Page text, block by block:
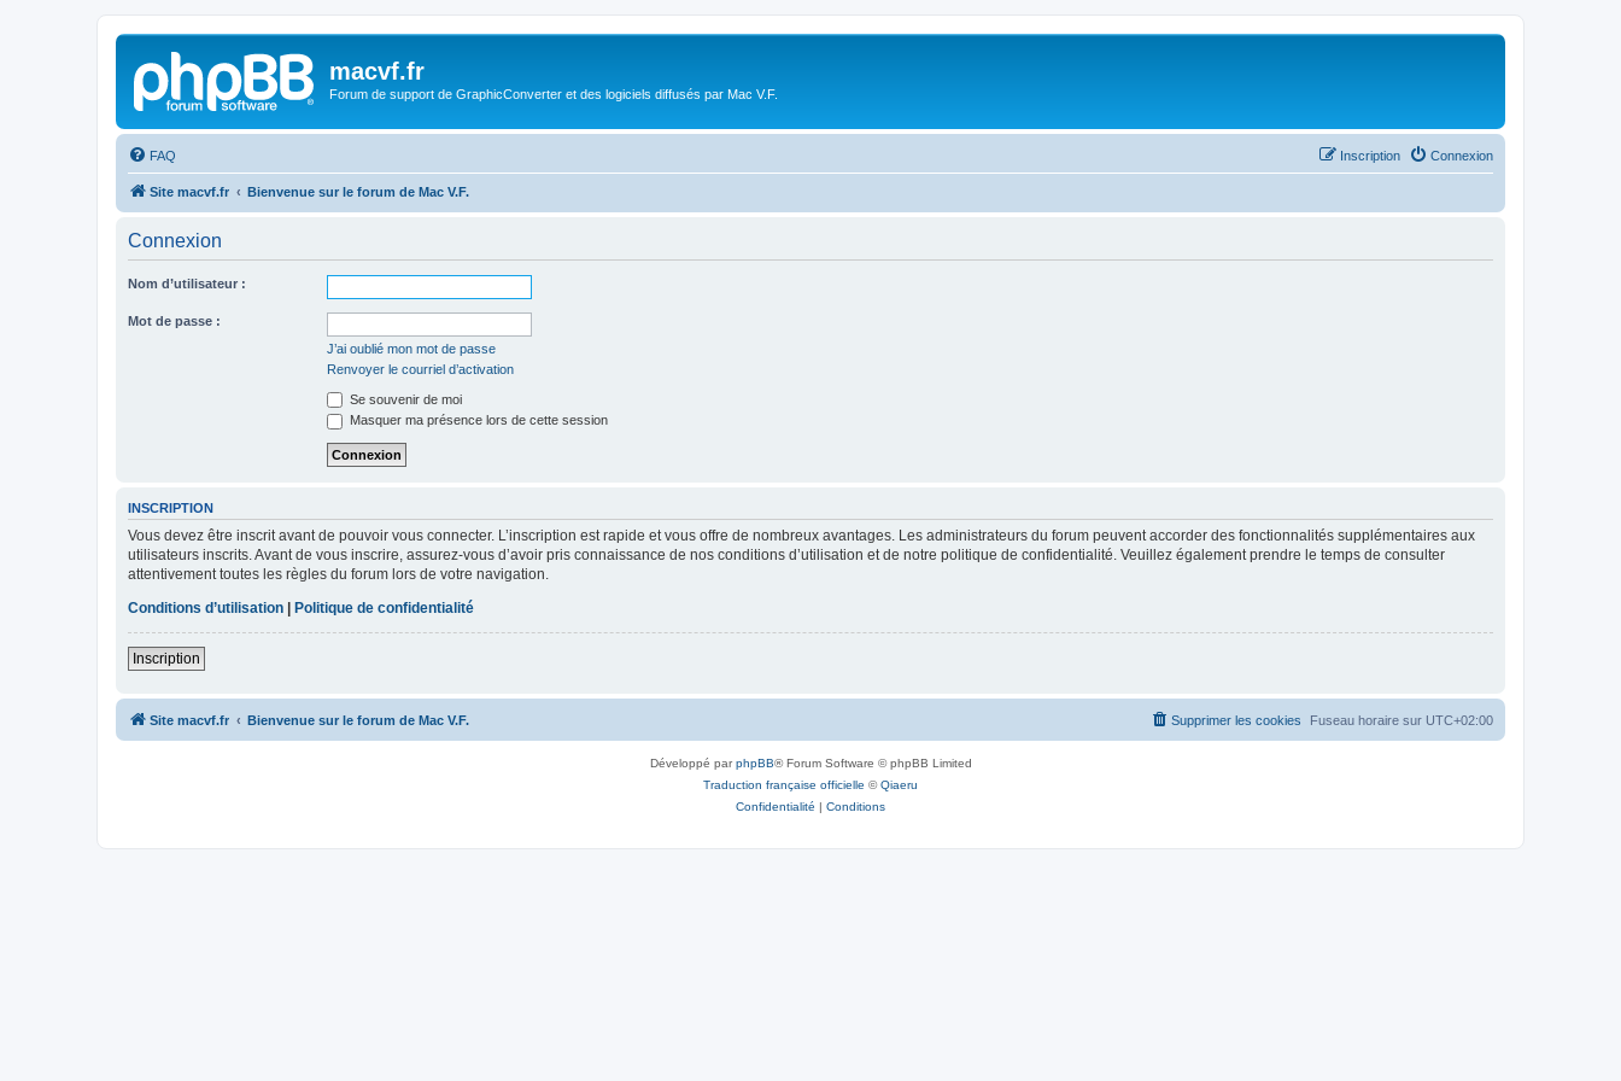
macvf.fr
Forum de support de GraphicConverter et des logiciels diffusés par Mac V.F.
FAQ Connexion
Inscription
Site macvf.fr Bienvenue sur le forum de Mac V.F.
Connexion
Nom d’utilisateur :
Mot de passe :
J’ai oublié mon mot de passe
Renvoyer le courriel d’activation
Se souvenir de moi
Masquer ma présence lors de cette session
INSCRIPTION
Vous devez être inscrit avant de pouvoir vous connecter. L’inscription est rapide et vous offre de nombreux avantages. Les administrateurs du forum peuvent accorder des fonctionnalités supplémentaires aux
utilisateurs inscrits. Avant de vous inscrire, assurez-vous d’avoir pris connaissance de nos conditions d’utilisation et de notre politique de confidentialité. Veuillez également prendre le temps de consulter
attentivement toutes les règles du forum lors de votre navigation.
Conditions d’utilisation
Politique de confidentialité
Inscription
Site macvf.fr Bienvenue sur le forum de Mac V.F. Fuseau horaire sur UTC+02:00
Supprimer les cookies
Développé parphpBB® Forum Software © phpBB Limited
Traduction française officielle ©Qiaeru
Confidentialité | Conditions